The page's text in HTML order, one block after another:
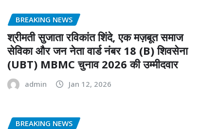
BREAKING NEWS
श्रीमती सुजाता रविकांत शिंदे, एक मज़बूत समाज
सेविका और जन नेता वार्ड नंबर 18 (B) शिवसेना
(UBT) MBMC चुनाव 2026 की उम्मीदवार
admin Jan 12, 2026
BREAKING NEWS